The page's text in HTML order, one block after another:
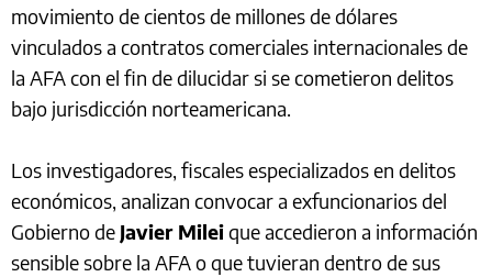
movimiento de cientos de millones de dólares
vinculados a contratos comerciales internacionales de
la AFA con el fin de dilucidar si se cometieron delitos
bajo jurisdicción norteamericana.
Los investigadores, fiscales especializados en delitos
económicos, analizan convocar a exfuncionarios del
Gobierno de Javier Mileique accedieron a información
sensible sobre la AFA o que tuvieran dentro de sus